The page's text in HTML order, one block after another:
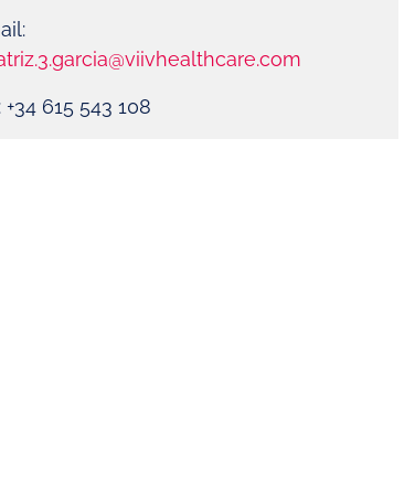
+34 615 543 108